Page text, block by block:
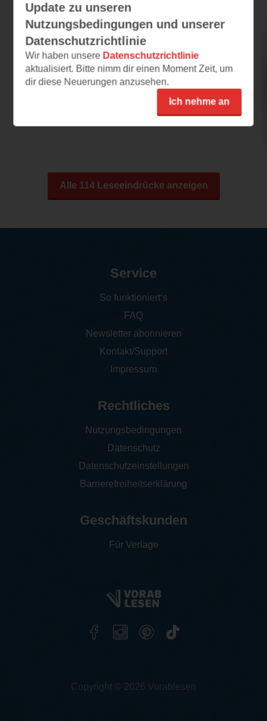
Magisch
22.06.2026 – 14:46
Authentisch
Das Cover verrät irgendwie kaum, etwas über
das Buch und doch spiegelt es für mich die...
Alle 114 Leseeindrücke anzeigen
Update zu unseren
Nutzungsbedingungen und unserer
Datenschutzrichtlinie
Wir haben unsere Datenschutzrichtlinie
aktualisiert. Bitte nimm dir einen Moment Zeit, um
dir diese Neuerungen anzusehen.
Ich nehme an
Service
So funktioniert‘s
FAQ
Newsletter abonnieren
Kontakt/Support
Impressum
Rechtliches
Nutzungsbedingungen
Datenschutz
Datenschutzeinstellungen
Barrierefreiheitserklärung
Geschäftskunden
Für Verlage
Copyright © 2026 Vorablesen